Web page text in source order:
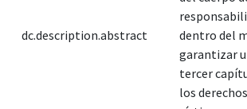
dc.description.abstract
dentro del
garantizar
tercer
los